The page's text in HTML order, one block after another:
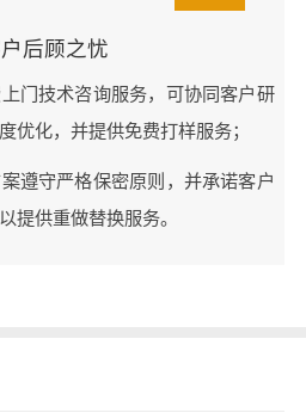
后顾之忧
门技术咨询服务，可协同客户研
优化，并提供免费打样服务；
遵守严格保密原则，并承诺客户
提供重做替换服务。